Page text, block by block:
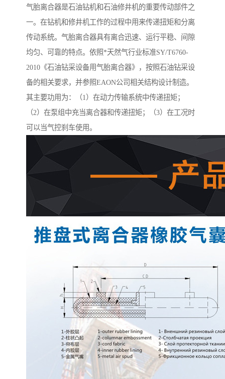
气胎离合器是石油钻机和石油修井机的重要传动部件之
一。在钻机和修井机工作的过程中用来传递扭矩和分离
传动系统。气胎离合器具有离合迅速、运行平稳、间隙
均匀、可靠的特点。依照*天然气行业标准SY/T6760-
2010《石油钻采设备用气胎离合器》，按照石油钻采设
备的相关要求，并参照EAON公司相关结构设计制造。
其主要功用为：（1）在动力传输系统中传递扭矩；
（2）在泵组中充当离合器和传递扭矩；（3）在工况时
可以当气控刹车使用。